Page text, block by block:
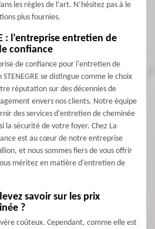
les règles de l’art. N’hésitez pas à le
plus fournies.
: l’entreprise entretien de
confiance
de confiance pour l'entretien de
se distingue comme le choix
réputation sur des décennies de
envers nos clients. Notre équipe
des services d'entretien de cheminée
la sécurité de votre foyer. Chez La
est au cœur de notre entreprise
et nous sommes fiers de vous offrir
méritez en matière d'entretien de
savoir sur les prix
?
coûteux. Cependant, comme elle est